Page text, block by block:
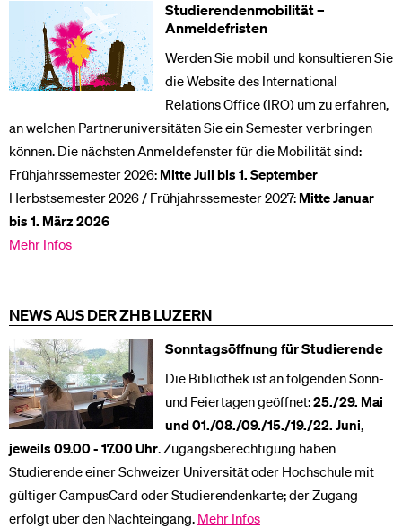
Studierendenmobilität –
Anmeldefristen
Werden Sie mobil und konsultieren Sie
die Website des International
Relations Office (IRO) um zu erfahren,
an welchen Partneruniversitäten Sie ein Semester verbringen
können. Die nächsten Anmeldefenster für die Mobilität sind:
Frühjahrssemester 2026: Mitte Juli bis 1. September
Herbstsemester 2026 / Frühjahrssemester 2027: Mitte Januar
bis 1. März 2026
Mehr Infos
NEWS AUS DER ZHB LUZERN
Sonntagsöffnung für Studierende
Die Bibliothek ist an folgenden Sonn-
und Feiertagen geöffnet:25./29. Mai
und 01./08./09./15./19./22. Juni,
jeweils 09.00 - 17.00 Uhr. Zugangsberechtigung haben
Studierende einer Schweizer Universität oder Hochschule mit
gültiger CampusCard oder Studierendenkarte; der Zugang
erfolgt über den Nachteingang. Mehr Infos